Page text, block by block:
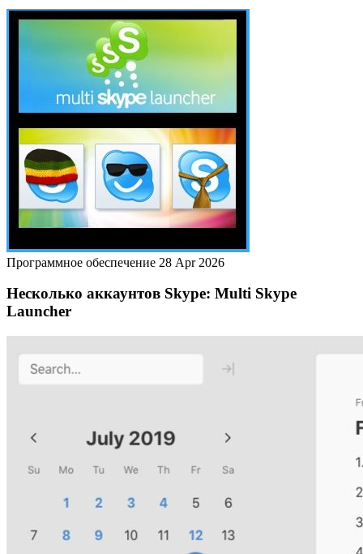
Программное обеспечение 28 Apr 2026
Несколько аккаунтов Skype: Multi Skype
Launcher